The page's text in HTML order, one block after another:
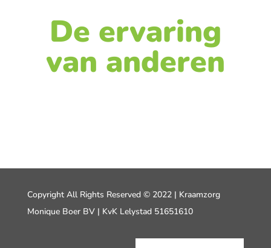
De ervaring
van anderen
Copyright All Rights Reserved © 2022 | Kraamzorg
Monique Boer BV | KvK Lelystad 51651610